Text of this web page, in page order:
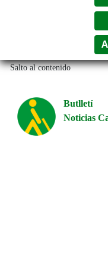
Salto al contenido
Butlletí
Noticias